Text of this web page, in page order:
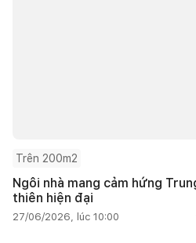
Trên 200m2
Ngôi nhà mang cảm hứng
thiên hiện đại
27/06/2026, lúc 10:00